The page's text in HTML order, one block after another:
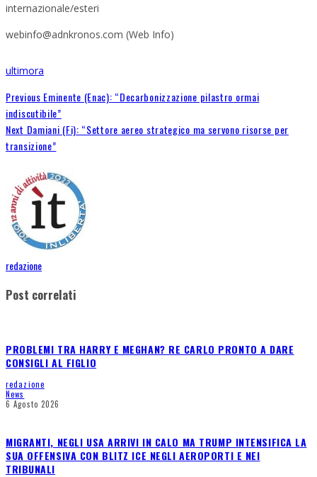
internazionale/esteri
webinfo@adnkronos.com (Web Info)
ultimora
Previous Eminente (Enac): “Decarbonizzazione pilastro ormai
indiscutibile”
Next Damiani (Fi): “Settore aereo strategico ma servono risorse per
transizione”
redazione
Post correlati
PROBLEMI TRA HARRY E MEGHAN? RE CARLO PRONTO A DARE
CONSIGLI AL FIGLIO
redazione
News
6 Agosto 2026
MIGRANTI, NEGLI USA ARRIVI IN CALO MA TRUMP INTENSIFICA LA
SUA OFFENSIVA CON BLITZ ICE NEGLI AEROPORTI E NEI
TRIBUNALI